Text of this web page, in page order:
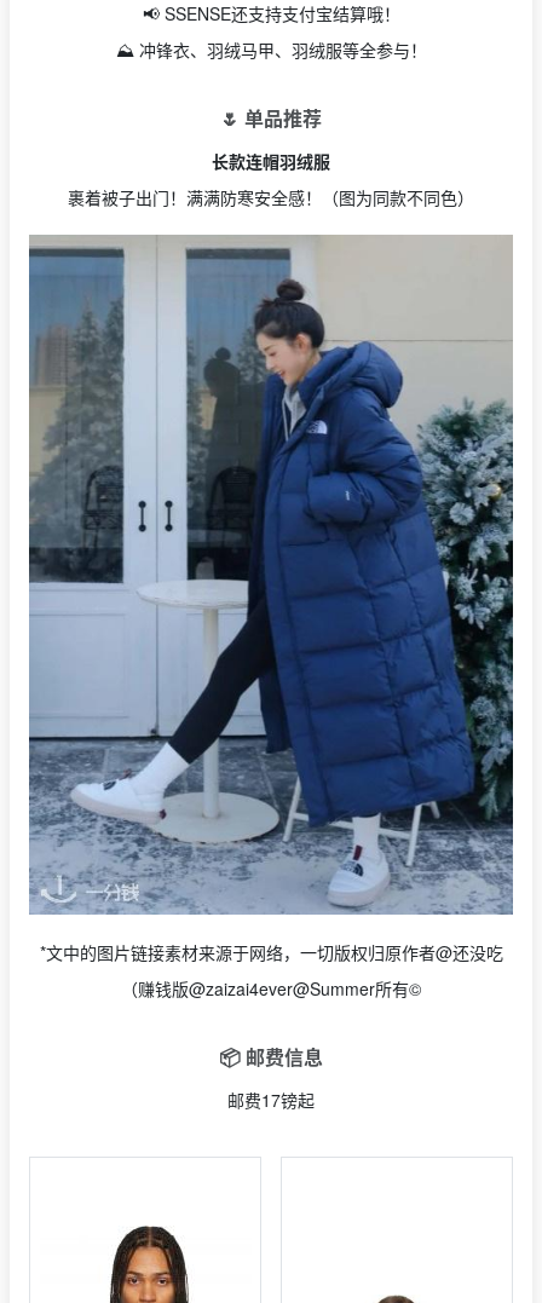
📢 SSENSE还支持支付宝结算哦！
⛰ 冲锋衣、羽绒马甲、羽绒服等全参与！
🌷 单品推荐
长款连帽羽绒服
裹着被子出门！满满防寒安全感！（图为同款不同色）
*文中的图片链接素材来源于网络，一切版权归原作者@还没吃
（赚钱版@zaizai4ever@Summer所有©
📦 邮费信息
邮费17镑起